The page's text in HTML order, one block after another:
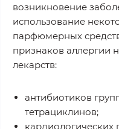
возникновение
использование
парфюмерных
признаков аллергии
лекарств:
антибиотиков
тетрациклинов;